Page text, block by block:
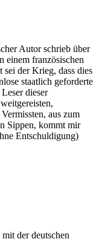
Autor schrieb über
einem französischen
der Krieg, dass dies
staatlich geforderte
dieser
aus zum
Sippen, kommt mir
Entschuldigung)
der deutschen